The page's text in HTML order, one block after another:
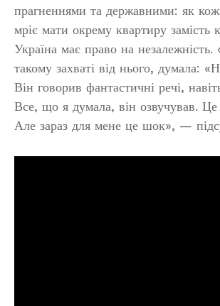
прагненнями та державними: як
мріє мати окрему квартиру замість
Україна має право на незалежність.
такому захваті від нього, думала:
Він говорив фантастичні речі,
Все, що я думала, він озвучував.
Але зараз для мене це шок», —